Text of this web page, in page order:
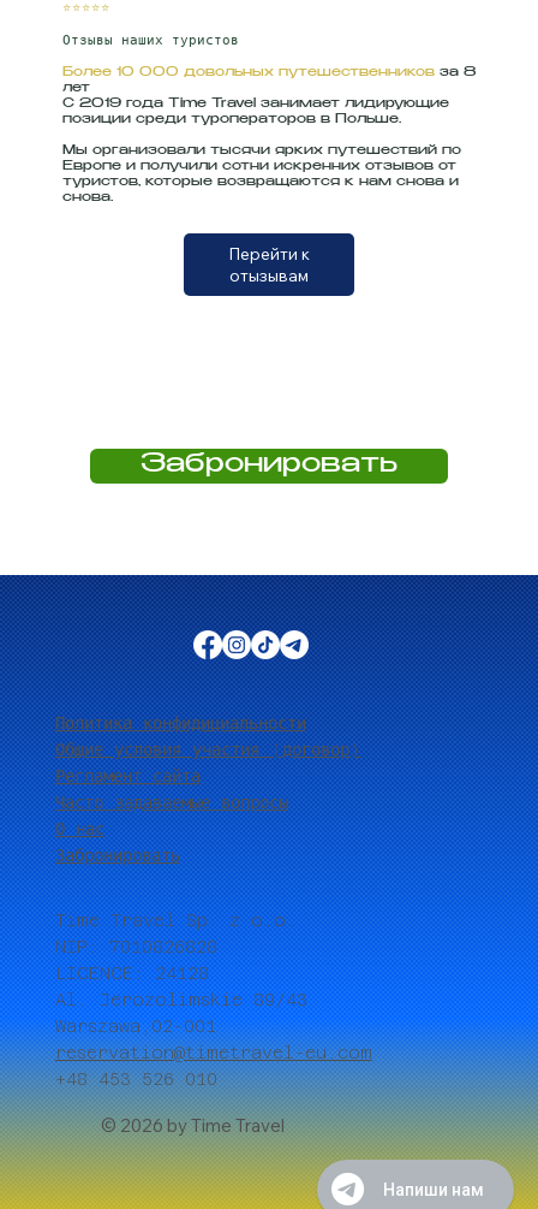
⭐⭐⭐⭐⭐
Отзывы наших туристов
Более 10 000 довольных путешественников за 8
лет
С 2019 года Time Travel занимает лидирующие
позиции среди туроператоров в Польше.
Мы организовали тысячи ярких путешествий по
Европе и получили сотни искренних отзывов от
туристов, которые возвращаются к нам снова и
снова.
Перейти к
отызывам
Забронировать
Политика конфидициальности
Общие условия участия (договор)
Регламент сайта
Часто задаваемые вопросы
О нас
Забронировать
Time Travel Sp. z o.o.
NIP: 7010826828
LICENCE: 24128
Al. Jerozolimskie 89/43
Warszawa,02-001
reservation@timetravel-eu.com
+48 453 526 010
© 2026 by Time Travel
Напиши нам